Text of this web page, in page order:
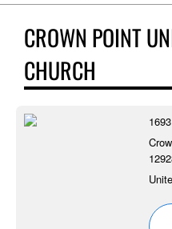
CROWN POINT
CHURCH